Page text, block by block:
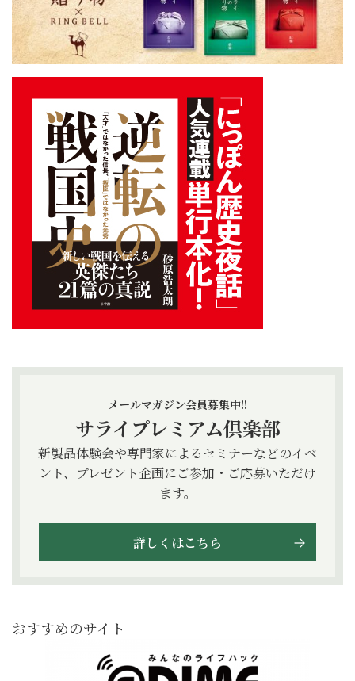
メールマガジン会員募集中!!
サライプレミアム倶楽部
新製品体験会や専門家によるセミナーなどのイベ
ント、プレゼント企画にご参加・ご応募いただけ
ます。
詳しくはこちら
おすすめのサイト